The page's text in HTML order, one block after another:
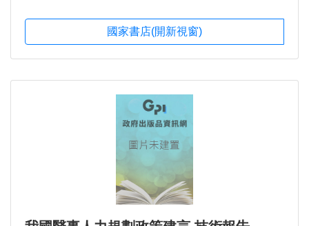
國家書店(開新視窗)